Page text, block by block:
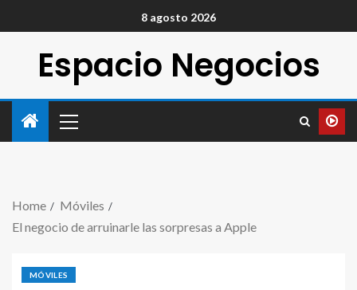
8 agosto 2026
Espacio Negocios
Home
Móviles
El negocio de arruinarle las sorpresas a Apple
MÓVILES